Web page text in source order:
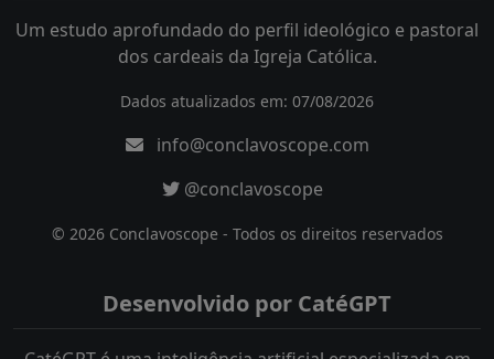
Um estudo aprofundado do perfil ideológico e pastoral
dos cardeais da Igreja Católica.
Dados atualizados em: 07/08/2026
info@conclavoscope.com
@conclavoscope
© 2026 Conclavoscope - Todos os direitos reservados
Desenvolvido por CatéGPT